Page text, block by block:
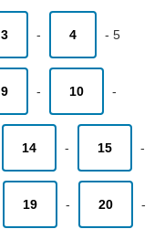
3 - 4 - 5
9 - 10 -
14 - 15 -
19 - 20 -